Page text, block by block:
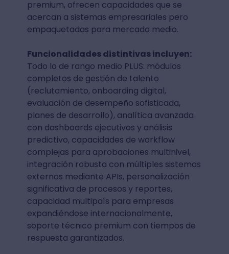
premium, ofrecen capacidades que se
acercan a sistemas empresariales pero
empaquetadas para mercado medio.
Funcionalidades distintivas incluyen:
Todo lo de rango medio PLUS: módulos
completos de gestión de talento
(reclutamiento, onboarding digital,
evaluación de desempeño sofisticada,
planes de desarrollo), analítica avanzada
con dashboards ejecutivos y análisis
predictivo, capacidades de workflow
complejas para aprobaciones multinivel,
integración robusta con múltiples sistemas
externos mediante APIs, personalización
significativa de procesos y reportes,
capacidad multipaís para empresas
expandiéndose internacionalmente,
soporte técnico premium con tiempos de
respuesta garantizados.